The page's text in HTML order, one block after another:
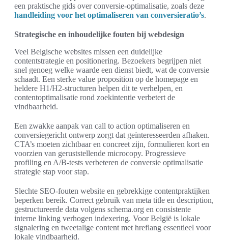
een praktische gids over conversie-optimalisatie, zoals deze
handleiding voor het optimaliseren van conversieratio’s.
Strategische en inhoudelijke fouten bij webdesign
Veel Belgische websites missen een duidelijke
contentstrategie en positionering. Bezoekers begrijpen niet
snel genoeg welke waarde een dienst biedt, wat de conversie
schaadt. Een sterke value proposition op de homepage en
heldere H1/H2-structuren helpen dit te verhelpen, en
contentoptimalisatie rond zoekintentie verbetert de
vindbaarheid.
Een zwakke aanpak van call to action optimaliseren en
conversiegericht ontwerp zorgt dat geïnteresseerden afhaken.
CTA’s moeten zichtbaar en concreet zijn, formulieren kort en
voorzien van geruststellende microcopy. Progressieve
profiling en A/B-tests verbeteren de conversie optimalisatie
strategie stap voor stap.
Slechte SEO-fouten website en gebrekkige contentpraktijken
beperken bereik. Correct gebruik van meta title en description,
gestructureerde data volgens schema.org en consistente
interne linking verhogen indexering. Voor België is lokale
signalering en tweetalige content met hreflang essentieel voor
lokale vindbaarheid.